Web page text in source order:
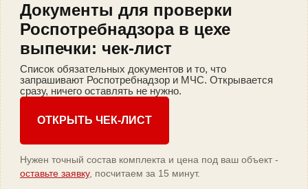
Документы для проверки
Роспотребнадзора в цехе
выпечки: чек-лист
Список обязательных документов и то, что
запрашивают Роспотребнадзор и МЧС. Открывается
сразу, ничего оставлять не нужно.
ОТКРЫТЬ ЧЕК-ЛИСТ
Нужен точный состав комплекта и цена под ваш объект -
оставьте заявку, посчитаем за 15 минут.